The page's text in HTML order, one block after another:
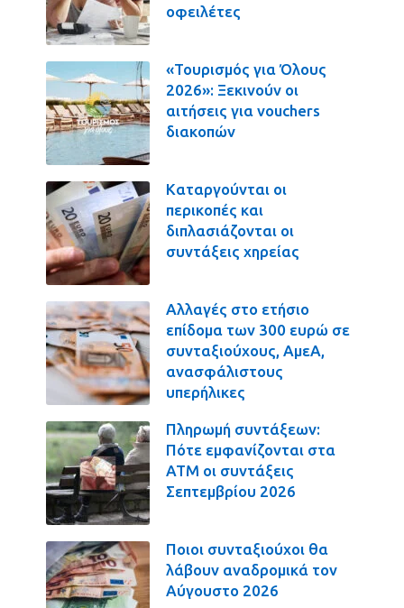
οφειλέτες
«Τουρισμός για Όλους
2026»: Ξεκινούν οι
αιτήσεις για vouchers
διακοπών
Καταργούνται οι
περικοπές και
διπλασιάζονται οι
συντάξεις χηρείας
Αλλαγές στο ετήσιο
επίδομα των 300 ευρώ σε
συνταξιούχους, ΑμεΑ,
ανασφάλιστους
υπερήλικες
Πληρωμή συντάξεων:
Πότε εμφανίζονται στα
ΑΤΜ οι συντάξεις
Σεπτεμβρίου 2026
Ποιοι συνταξιούχοι θα
λάβουν αναδρομικά τον
Αύγουστο 2026